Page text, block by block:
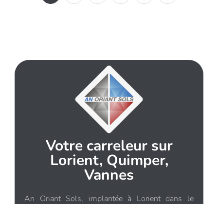
Votre carreleur sur
Lorient, Quimper,
Vannes
An Oriant Sols, implantée à Lorient dans le